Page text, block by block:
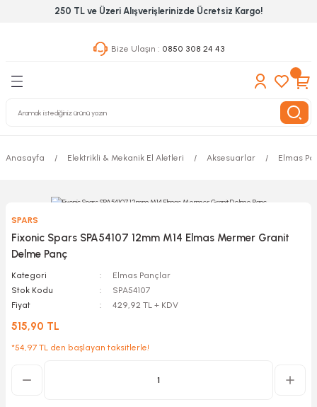
250 TL ve Üzeri Alışverişlerinizde Ücretsiz Kargo!
Bize Ulaşın : 0850 308 24 43
Geri Dön
Geri Dön
& Nalburiye
Grubu
Geri Dön
Anasayfa Elektrikli & Mekanik El Aletleri Aksesuarlar Elmas
SPARS
Fixonic Spars SPA54107 12mm M14 Elmas Mermer Granit
Delme Panç
Kategori
Elmas Pançlar
Stok Kodu
SPA54107
Fiyat
429,92 TL + KDV
515,90 TL
*54,97 TL den başlayan taksitlerle!